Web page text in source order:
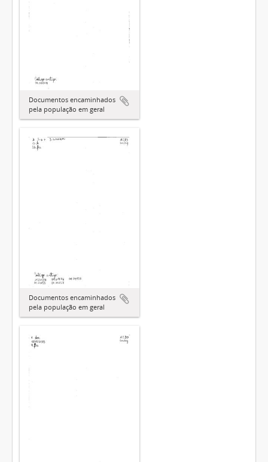
Documentos encaminhados
pela população em geral
Documentos encaminhados
pela população em geral